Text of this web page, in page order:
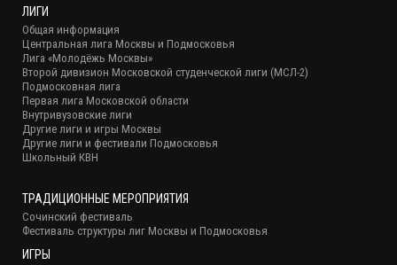
ЛИГИ
Общая информация
Центральная лига Москвы и Подмосковья
Лига «Молодёжь Москвы»
Второй дивизион Московской студенческой лиги (МСЛ-2)
Подмосковная лига
Первая лига Московской области
Внутривузовские лиги
Другие лиги и игры Москвы
Другие лиги и фестивали Подмосковья
Школьный КВН
ТРАДИЦИОННЫЕ МЕРОПРИЯТИЯ
Сочинский фестиваль
Фестиваль структуры лиг Москвы и Подмосковья
ИГРЫ